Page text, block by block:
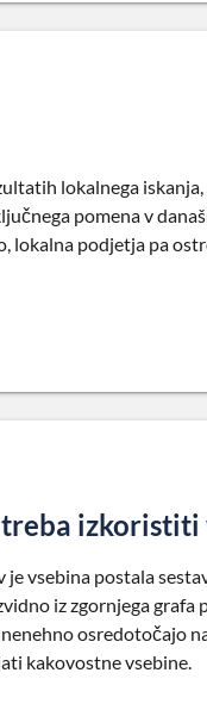
lokalnega
pomena v
lokalna podjetja pa
vsebina postala
iz zgornjega grafa
osredotočajo
kakovostne vsebine.